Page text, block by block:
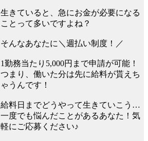
生きていると、急にお金が必要になる
ことって多いですよね？
そんなあなたに＼週払い制度！／
1勤務当たり5,000円まで申請が可能！
つまり、働いた分は先に給料が貰えち
ゃうんです！
給料日までどうやって生きていこう…
一度でも悩んだことがあるあなた！気
軽にご応募ください♪